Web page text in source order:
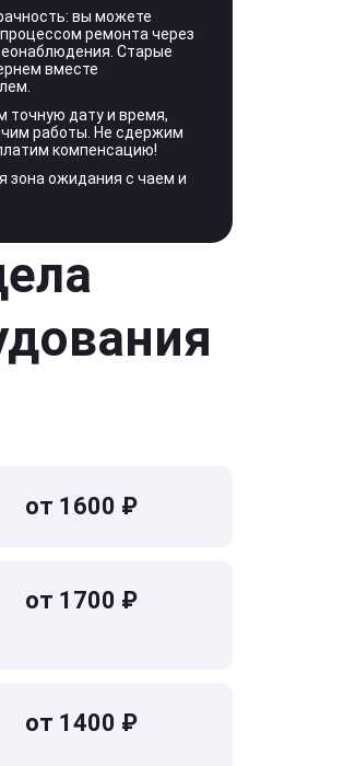
вы можете
ремонта через
Старые
вместе
точную дату и время,
работы. Не сдержим
компенсацию!
зона ожидания с чаем и
от 1600 ₽
от 1700 ₽
от 1400 ₽